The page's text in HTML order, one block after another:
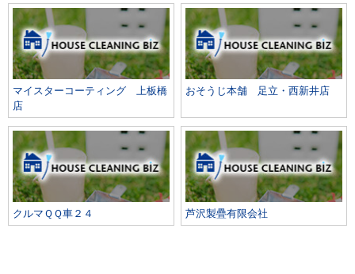
マイスターコーティング 上板橋
店
おそうじ本舗 足立・西新井店
クルマＱＱ車２４ 芦沢製疊有限会社